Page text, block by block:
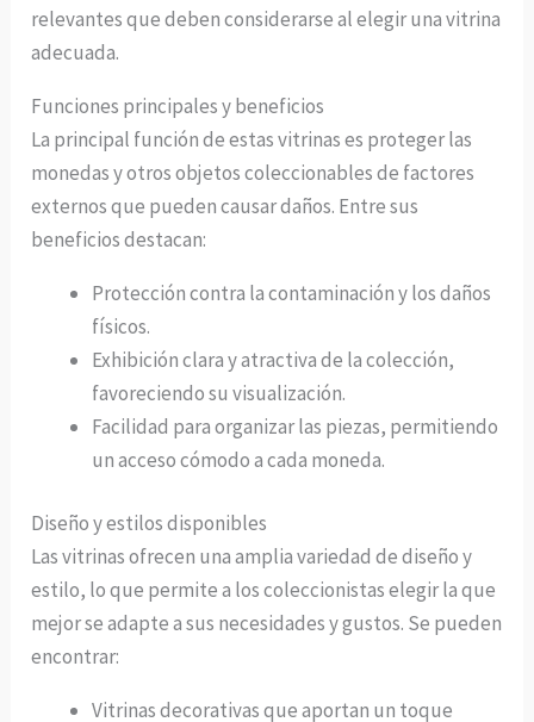
relevantes que deben considerarse al elegir una vitrina
adecuada.
Funciones principales y beneficios
La principal función de estas vitrinas es proteger las
monedas y otros objetos coleccionables de factores
externos que pueden causar daños. Entre sus
beneficios destacan:
Protección contra la contaminación y los daños
físicos.
Exhibición clara y atractiva de la colección,
favoreciendo su visualización.
Facilidad para organizar las piezas, permitiendo
un acceso cómodo a cada moneda.
Diseño y estilos disponibles
Las vitrinas ofrecen una amplia variedad de diseño y
estilo, lo que permite a los coleccionistas elegir la que
mejor se adapte a sus necesidades y gustos. Se pueden
encontrar:
Vitrinas decorativas que aportan un toque